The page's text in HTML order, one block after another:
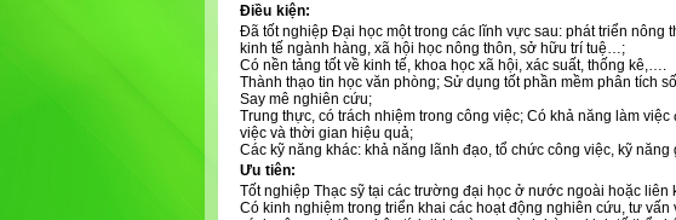
Điều kiện:
Đã tốt nghiệp Đại học một trong các lĩnh vực sau: phát triển nông
kinh tế ngành hàng, xã hội học nông thôn, sở hữu trí tuệ…;
Có nền tảng tốt về kinh tế, khoa học xã hội, xác suất, thống kê,….
Thành thạo tin học văn phòng; Sử dụng tốt phần mềm phân tích
Say mê nghiên cứu;
Trung thực, có trách nhiệm trong công việc; Có khả năng làm
việc và thời gian hiệu quả;
Các kỹ năng khác: khả năng lãnh đạo, tổ chức công việc, kỹ năng
Ưu tiên:
Tốt nghiệp Thạc sỹ tại các trường đại học ở nước ngoài hoặc liên
Có kinh nghiệm trong triển khai các hoạt động nghiên cứu, tư